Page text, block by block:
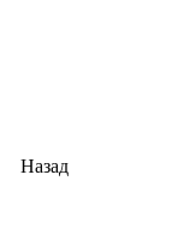
Назад